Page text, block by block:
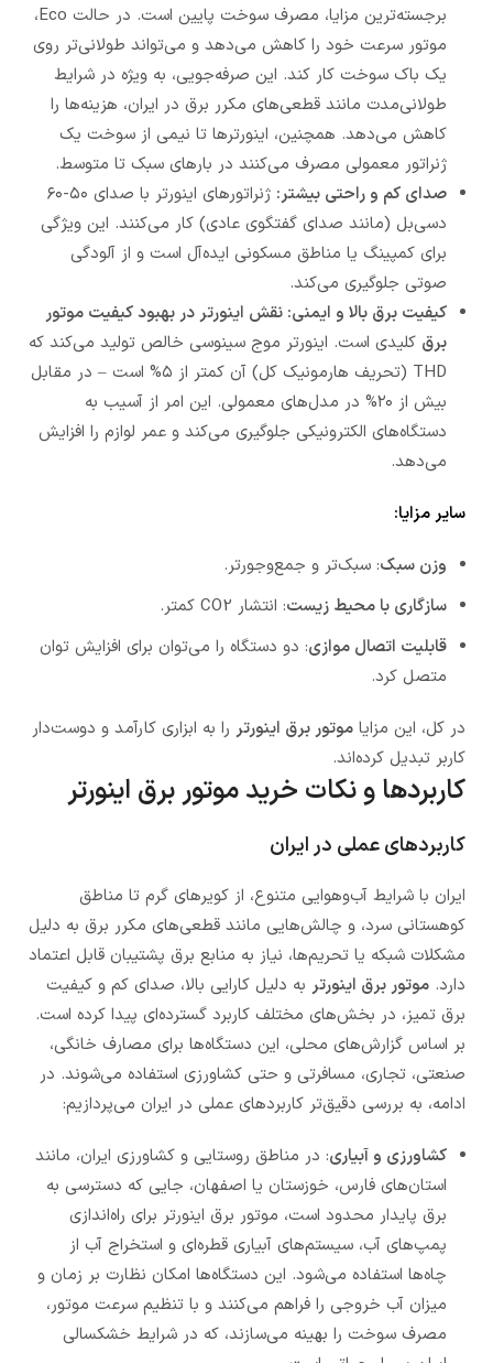
برجسته‌ترین مزایا، مصرف سوخت پایین است. در حالت Eco،
موتور سرعت خود را کاهش می‌دهد و می‌تواند طولانی‌تر روی
یک باک سوخت کار کند. این صرفه‌جویی، به ویژه در شرایط
طولانی‌مدت مانند قطعی‌های مکرر برق در ایران، هزینه‌ها را
کاهش می‌دهد. همچنین، اینورترها تا نیمی از سوخت یک
ژنراتور معمولی مصرف می‌کنند در بارهای سبک تا متوسط.
صدای کم و راحتی بیشتر:
ژنراتورهای اینورتر با صدای ۵۰-۶۰
دسی‌بل (مانند صدای گفتگوی عادی) کار می‌کنند. این ویژگی
برای کمپینگ یا مناطق مسکونی ایده‌آل است و از آلودگی
صوتی جلوگیری می‌کند.
کیفیت برق بالا و ایمنی: نقش اینورتر در بهبود کیفیت موتور
برق کلیدی است. اینورتر موج سینوسی خالص تولید می‌کند که
THD (تحریف هارمونیک کل) آن کمتر از ۵% است – در مقابل
بیش از ۲۰% در مدل‌های معمولی. این امر از آسیب به
دستگاه‌های الکترونیکی جلوگیری می‌کند و عمر لوازم را افزایش
می‌دهد.
سایر مزایا:
وزن سبک: سبک‌تر و جمع‌وجورتر.
سازگاری با محیط زیست: انتشار CO2 کمتر.
قابلیت اتصال موازی: دو دستگاه را می‌توان برای افزایش توان
متصل کرد.
در کل، این مزایا موتور برق اینورتر را به ابزاری کارآمد و دوست‌دار
کاربر تبدیل کرده‌اند.
کاربردها و نکات خرید موتور برق اینورتر
کاربردهای عملی در ایران
ایران با شرایط آب‌وهوایی متنوع، از کویرهای گرم تا مناطق
کوهستانی سرد، و چالش‌هایی مانند قطعی‌های مکرر برق به دلیل
مشکلات شبکه یا تحریم‌ها، نیاز به منابع برق پشتیبان قابل اعتماد
دارد. موتور برق اینورتر به دلیل کارایی بالا، صدای کم و کیفیت
برق تمیز، در بخش‌های مختلف کاربرد گسترده‌ای پیدا کرده است.
بر اساس گزارش‌های محلی، این دستگاه‌ها برای مصارف خانگی،
صنعتی، تجاری، مسافرتی و حتی کشاورزی استفاده می‌شوند. در
ادامه، به بررسی دقیق‌تر کاربردهای عملی در ایران می‌پردازیم:
کشاورزی و آبیاری: در مناطق روستایی و کشاورزی ایران، مانند
استان‌های فارس، خوزستان یا اصفهان، جایی که دسترسی به
برق پایدار محدود است، موتور برق اینورتر برای راه‌اندازی
پمپ‌های آب، سیستم‌های آبیاری قطره‌ای و استخراج آب از
چاه‌ها استفاده می‌شود. این دستگاه‌ها امکان نظارت بر زمان و
میزان آب خروجی را فراهم می‌کنند و با تنظیم سرعت موتور،
مصرف سوخت را بهینه می‌سازند، که در شرایط خشکسالی